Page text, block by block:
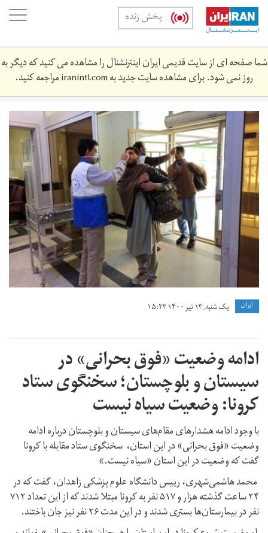
Skip
main
content
پخش زنده
شما صفحه ای از سایت قدیمی ایران اینترنشنال را مشاهده می کنید که دیگر به
روز نمی شود. برای مشاهده سایت جدید بهiranintl.comمراجعه کنید.
systn1.png
ايران یک شنبه, ۱۳ تیر ۱۴۰۰ ۱۵:۲۳
ادامه وضعیت «فوق بحرانی» در
سیستان و بلوچستان؛ سخنگوی ستاد
کرونا: وضعیت سیاه نیست
با وجود ادامه هشدار‌های مقام‌های سیستان و بلوچستان درباره ادامه
وضعیت «فوق بحرانی» در این استان، سخنگوی ستاد مقابله با کرونا
گفت که وضعیت در این استان «سیاه نیست.»
محمد هاشمی‌شهری، رییس دانشگاه علوم پزشکی زاهدان، گفت که در
۲۴ ساعت گذشته هزار و ۵۱۷ نفر به کرونا مبتلا شدند که از این تعداد ۷۱۲
نفر در بیمارستان‌ها بستری شدند و در این مدت ۲۶ نفر نیز جان باختند.